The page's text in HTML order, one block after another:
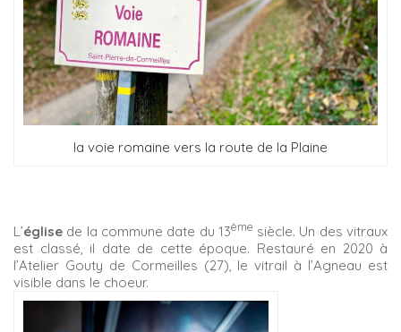
la voie romaine vers la route de la Plaine
L’église de la commune date du 13ème siècle. Un des vitraux
est classé, il date de cette époque. Restauré en 2020 à
l’Atelier Gouty de Cormeilles (27), le vitrail à l’Agneau est
visible dans le choeur.